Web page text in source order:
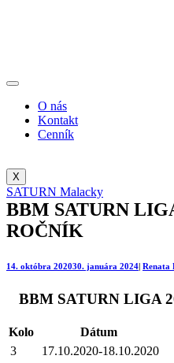
O nás
Kontakt
Cenník
X
SATURN Malacky
BBM SATURN
ROČNÍK
14. októbra 202030. januára 2024| Renata
BBM SATURN LIGA
Kolo
Dátum
3
17.10.2020-18.10.2020